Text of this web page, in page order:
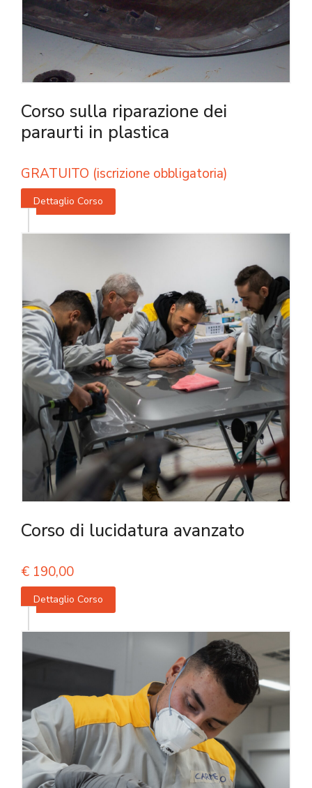
Corso sulla riparazione dei
paraurti in plastica
GRATUITO (iscrizione obbligatoria)
Dettaglio Corso
Corso di lucidatura avanzato
€ 190,00
Dettaglio Corso